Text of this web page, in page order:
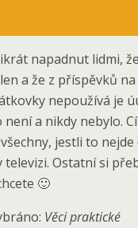
napadnut lidmi,
a že z příspěvků
nepoužívá je
a nikdy nebylo.
jestli to
Ostatní si
🙂
Věci praktické